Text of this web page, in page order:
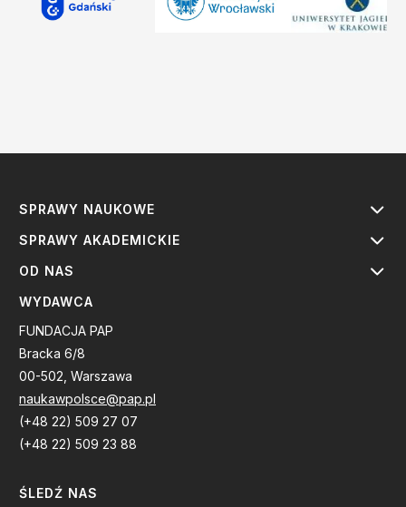
SPRAWY NAUKOWE
SPRAWY AKADEMICKIE
OD NAS
WYDAWCA
FUNDACJA PAP
Bracka 6/8
00-502, Warszawa
naukawpolsce@pap.pl
(+48 22) 509 27 07
(+48 22) 509 23 88
ŚLEDŹ NAS